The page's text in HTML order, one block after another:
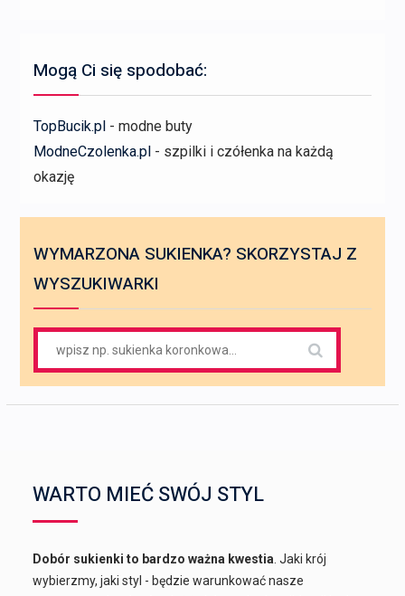
Mogą Ci się spodobać:
TopBucik.pl - modne buty
ModneCzolenka.pl - szpilki i czółenka na każdą
okazję
WYMARZONA SUKIENKA? SKORZYSTAJ Z
WYSZUKIWARKI
for:
WARTO MIEĆ SWÓJ STYL
Dobór sukienki to bardzo ważna kwestia. Jaki krój
wybierzmy, jaki styl - będzie warunkować nasze